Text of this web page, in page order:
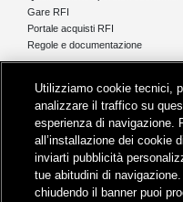
Gare RFI
Portale acquisti RFI
Regole e documentazione
Comunicati stampa e news
Novità on line
Infomobilità
Feed - RSS
Utilizziamo cookie tecnici,
analizzare il traffico su
esperienza di navigazione.
all’installazione dei cookie
inviarti pubblicità
tue abitudini di
chiudendo il banner puoi